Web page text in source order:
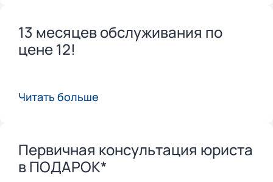
13 месяцев обслуживания по
цене 12!
Читать больше
Первичная консультация юриста
в ПОДАРОК*